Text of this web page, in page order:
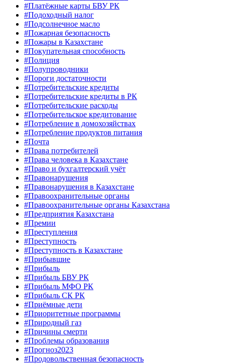
#Платёжные карты БВУ РК
#Подоходный налог
#Подсолнечное масло
#Пожарная безопасность
#Пожары в Казахстане
#Покупательная способность
#Полиция
#Полупроводники
#Пороги достаточности
#Потребительские кредиты
#Потребительские кредиты в РК
#Потребительские расходы
#Потребительское кредитование
#Потребление в домохозяйствах
#Потребление продуктов питания
#Почта
#Права потребителей
#Права человека в Казахстане
#Право и бухгалтерский учёт
#Правонарушения
#Правонарушения в Казахстане
#Правоохранительные органы
#Правоохранительные органы Казахстана
#Предприятия Казахстана
#Премии
#Преступления
#Преступность
#Преступность в Казахстане
#Прибывшие
#Прибыль
#Прибыль БВУ РК
#Прибыль МФО РК
#Прибыль СК РК
#Приёмные дети
#Приоритетные программы
#Природный газ
#Причины смерти
#Проблемы образования
#Прогноз2023
#Продовольственная безопасность